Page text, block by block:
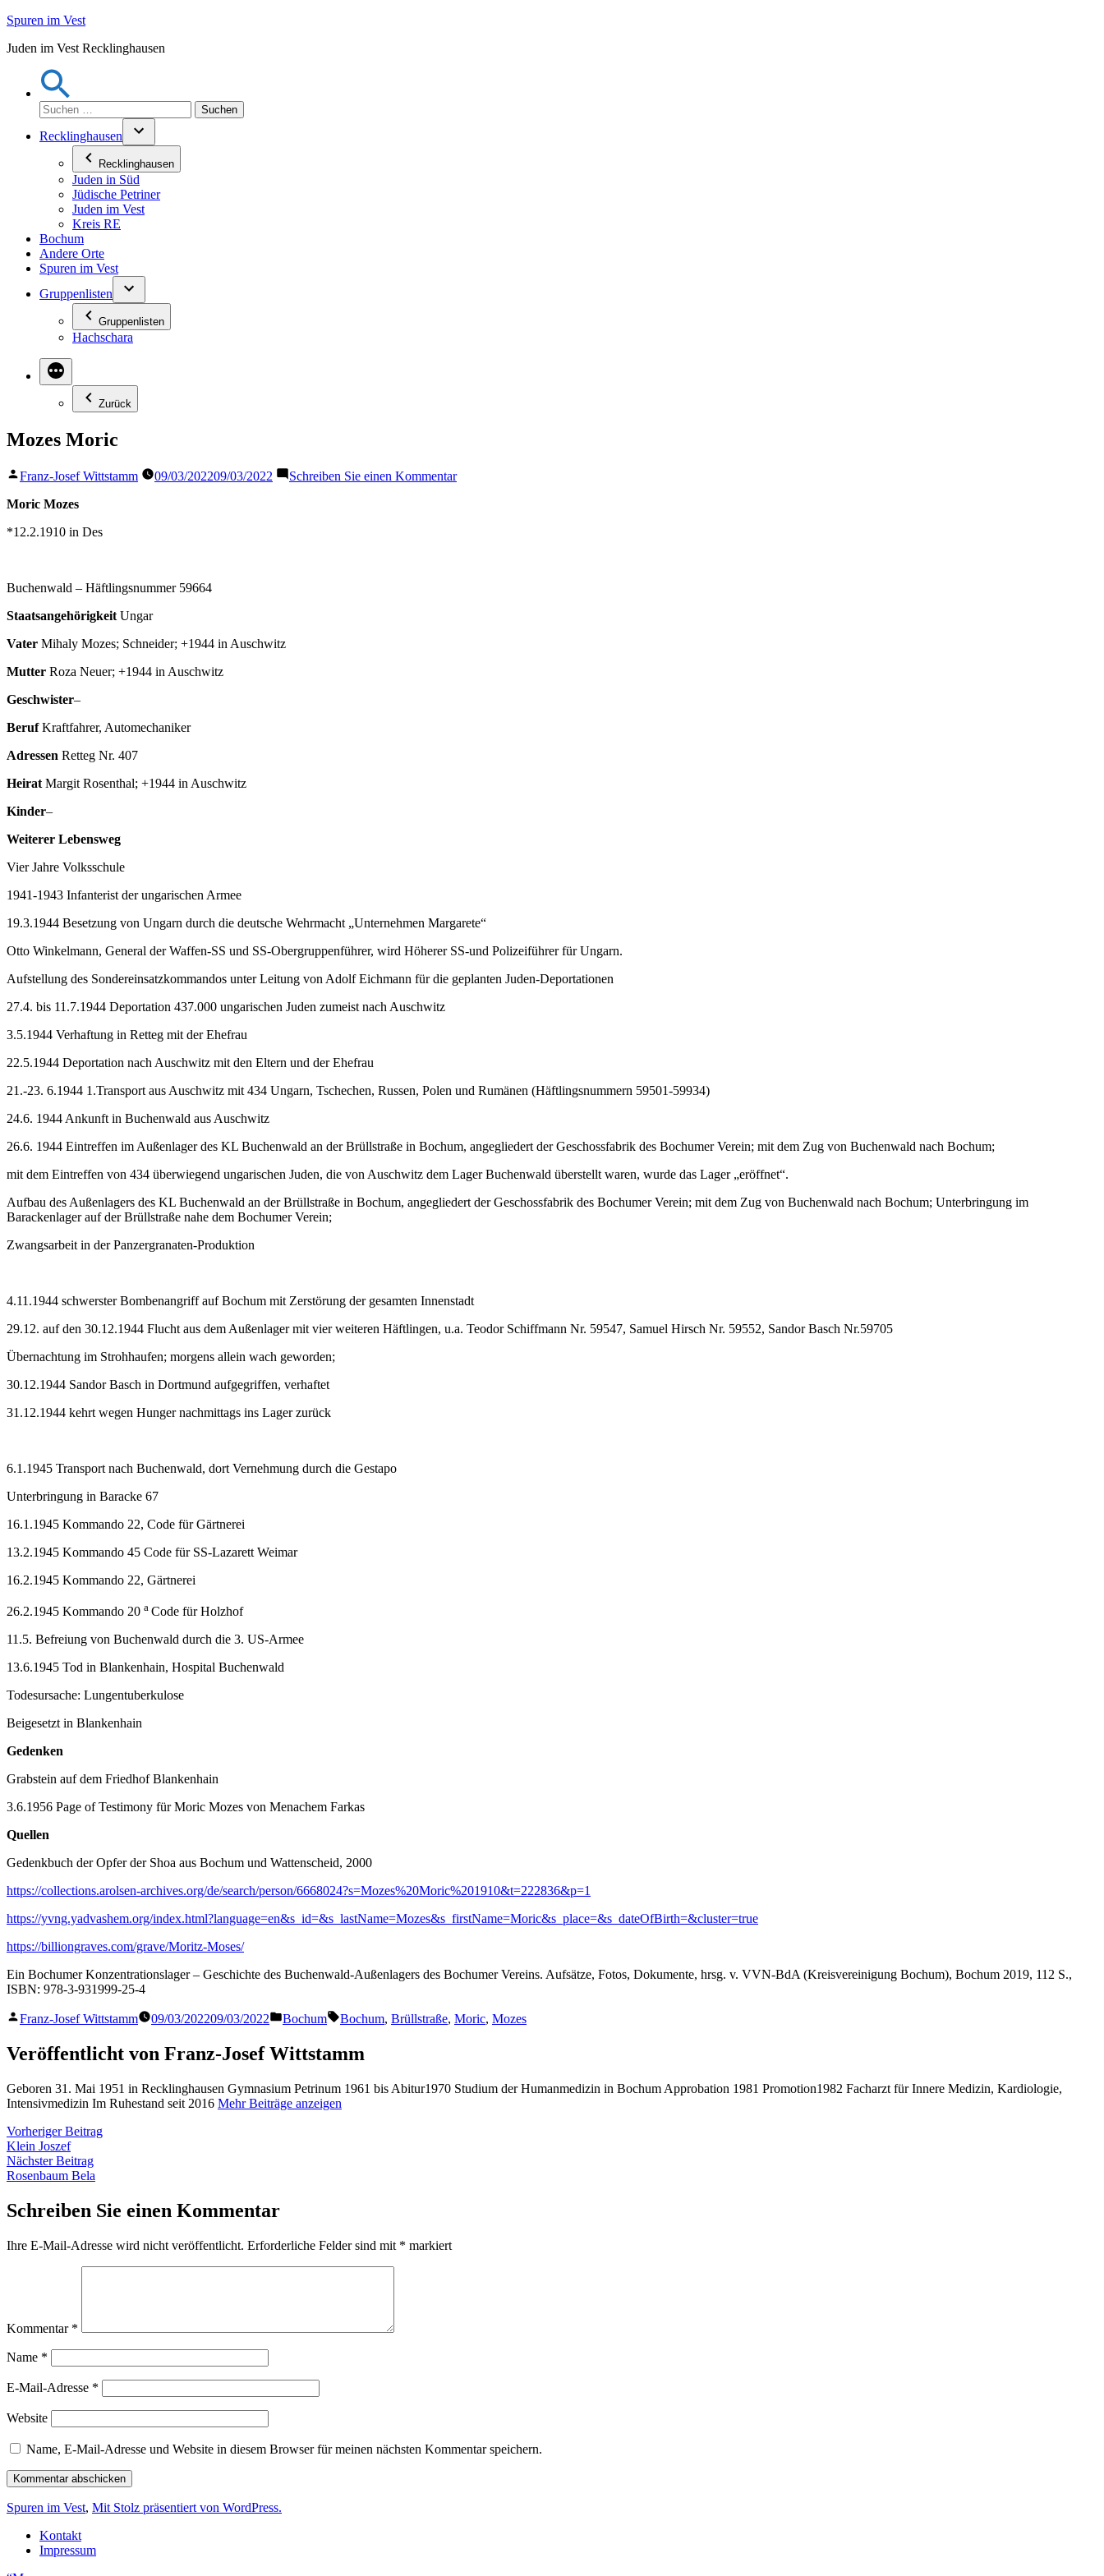
Zum
springen
Spuren im Vest
Juden im Vest Recklinghausen
Suchen
nach:
Recklinghausen
Recklinghausen
Juden in Süd
Jüdische Petriner
Juden im Vest
Kreis RE
Bochum
Andere Orte
Spuren im Vest
Gruppenlisten
Gruppenlisten
Hachschara
Zurück
Mozes Moric
Veröffentlicht
Franz-Josef Wittstamm 09/03/202209/03/2022 Schreiben Sie einen Kommentarzu
Moric Mozes
*12.2.1910 in Des
Buchenwald – Häftlingsnummer 59664
Staatsangehörigkeit Ungar
Vater Mihaly Mozes; Schneider; +1944 in Auschwitz
Mutter Roza Neuer; +1944 in Auschwitz
Geschwister–
BerufKraftfahrer, Automechaniker
Adressen Retteg Nr. 407
Heirat Margit Rosenthal; +1944 in Auschwitz
Kinder–
Weiterer Lebensweg
Vier Jahre Volksschule
1941-1943 Infanterist der ungarischen Armee
19.3.1944 Besetzung von Ungarn durch die deutsche Wehrmacht „Unternehmen Margarete“
Otto Winkelmann, General der Waffen-SS und SS-Obergruppenführer, wird Höherer SS-und Polizeiführer für Ungarn.
Aufstellung des Sondereinsatzkommandos unter Leitung von Adolf Eichmann für die geplanten Juden-Deportationen
27.4. bis 11.7.1944 Deportation 437.000 ungarischen Juden zumeist nach Auschwitz
3.5.1944 Verhaftung in Retteg mit der Ehefrau
22.5.1944 Deportation nach Auschwitz mit den Eltern und der Ehefrau
21.-23. 6.1944 1.Transport aus Auschwitz mit 434 Ungarn, Tschechen, Russen, Polen und Rumänen (Häftlingsnummern 59501-59934)
24.6. 1944 Ankunft in Buchenwald aus Auschwitz
26.6. 1944 Eintreffen im Außenlager des KL Buchenwald an der Brüllstraße in Bochum, angegliedert der Geschossfabrik des Bochumer Verein; mit dem Zug von Buchenwald nach Bochum;
mit dem Eintreffen von 434 überwiegend ungarischen Juden, die von Auschwitz dem Lager Buchenwald überstellt waren, wurde das Lager „eröffnet“.
Aufbau des Außenlagers des KL Buchenwald an der Brüllstraße in Bochum, angegliedert der Geschossfabrik des Bochumer Verein; mit dem Zug von Buchenwald nach Bochum; Unterbringung im
Barackenlager auf der Brüllstraße nahe dem Bochumer Verein;
Zwangsarbeit in der Panzergranaten-Produktion
4.11.1944 schwerster Bombenangriff auf Bochum mit Zerstörung der gesamten Innenstadt
29.12. auf den 30.12.1944 Flucht aus dem Außenlager mit vier weiteren Häftlingen, u.a. Teodor Schiffmann Nr. 59547, Samuel Hirsch Nr. 59552, Sandor Basch Nr.59705
Übernachtung im Strohhaufen; morgens allein wach geworden;
30.12.1944 Sandor Basch in Dortmund aufgegriffen, verhaftet
31.12.1944 kehrt wegen Hunger nachmittags ins Lager zurück
6.1.1945 Transport nach Buchenwald, dort Vernehmung durch die Gestapo
Unterbringung in Baracke 67
16.1.1945 Kommando 22, Code für Gärtnerei
13.2.1945 Kommando 45 Code für SS-Lazarett Weimar
16.2.1945 Kommando 22, Gärtnerei
26.2.1945 Kommando 20 a Code für Holzhof
11.5. Befreiung von Buchenwald durch die 3. US-Armee
13.6.1945 Tod in Blankenhain, Hospital Buchenwald
Todesursache: Lungentuberkulose
Beigesetzt in Blankenhain
Gedenken
Grabstein auf dem Friedhof Blankenhain
3.6.1956 Page of Testimony für Moric Mozes von Menachem Farkas
Quellen
Gedenkbuch der Opfer der Shoa aus Bochum und Wattenscheid, 2000
https://collections.arolsen-archives.org/de/search/person/6668024?s=Mozes%20Moric%201910&t=222836&p=1
https://yvng.yadvashem.org/index.html?language=en&s_id=&s_lastName=Mozes&s_firstName=Moric&s_place=&s_dateOfBirth=&cluster=true
https://billiongraves.com/grave/Moritz-Moses/
Ein Bochumer Konzentrationslager – Geschichte des Buchenwald-Außenlagers des Bochumer Vereins. Aufsätze, Fotos, Dokumente, hrsg. v. VVN-BdA (Kreisvereinigung Bochum), Bochum 2019, 112 S.,
ISBN: 978-3-931999-25-4
Veröffentlicht
Franz-Josef Wittstamm 09/03/202209/03/2022
Veröffentlicht
Bochum Schlagwörter:
Bochum, Brüllstraße, Moric, Mozes
Veröffentlicht von Franz-Josef Wittstamm
Geboren 31. Mai 1951 in Recklinghausen Gymnasium Petrinum 1961 bis Abitur1970 Studium der Humanmedizin in Bochum Approbation 1981 Promotion1982 Facharzt für Innere Medizin, Kardiologie,
Intensivmedizin Im Ruhestand seit 2016 Mehr Beiträge anzeigen
Beitragsnavigation
Vorheriger BeitragVorheriger
Klein Joszef
Nächster BeitragNächster
Beitrag:
Rosenbaum Bela
Schreiben Sie einen Kommentar
Ihre E-Mail-Adresse wird nicht veröffentlicht. Erforderliche Felder sind mit * markiert
Kommentar *
Name *
E-Mail-Adresse *
Website
Name, E-Mail-Adresse und Website in diesem Browser für meinen nächsten Kommentar speichern.
Spuren im Vest, Mit Stolz präsentiert von WordPress.
Kontakt
Impressum